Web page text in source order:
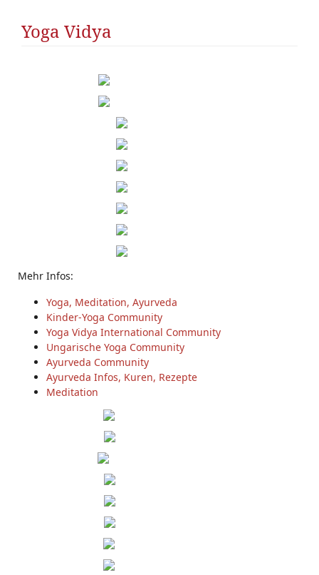
Yoga Vidya
Mehr Infos:
Yoga, Meditation, Ayurveda
Kinder-Yoga Community
Yoga Vidya International Community
Ungarische Yoga Community
Ayurveda Community
Ayurveda Infos, Kuren, Rezepte
Meditation